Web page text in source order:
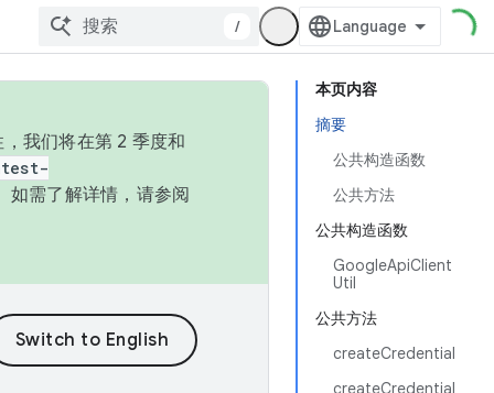
/
本页内容
摘要
公共构造函数
公共方法
公共构造函数
GoogleApiClient
Util
公共方法
createCredential
createCredential
我们将在第 2 季度和
如需了解详情，请参阅